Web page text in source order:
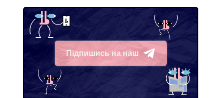
Підпишись на наш
Telegram